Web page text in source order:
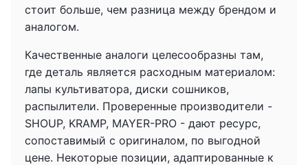
стоит больше, чем разница между брендом и
аналогом.
Качественные аналоги целесообразны там,
где деталь является расходным материалом:
лапы культиватора, диски сошников,
распылители. Проверенные производители -
SHOUP, KRAMP, MAYER-PRO - дают ресурс,
сопоставимый с оригиналом, по выгодной
цене. Некоторые позиции, адаптированные к